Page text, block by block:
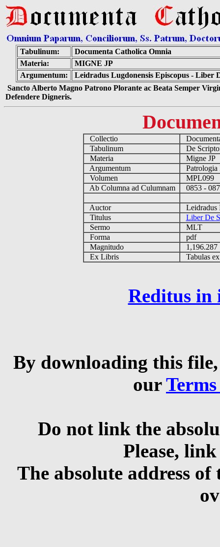
Tabulinum:
Documenta Catholica Omnia
Materia:
MIGNE JP
Argumentum:
Leidradus Lugdonensis Episcopus - Liber
Sancto Alberto Magno Patrono Plorante ac Beata Semper
Defendere Digneris.
Collectio
Tabulinum
De
Materia
Migne JP
Argumentum
Volumen
MPL099
Ab Columna ad Culumnam
0853 -
Auctor
Leidradus
Titulus
Liber De
Sermo
MLT
Forma
pdf
Magnitudo
Ex Libris
Tabulas
Reditus in
By downloading this
our
Do not link the
Please,
The absolute address